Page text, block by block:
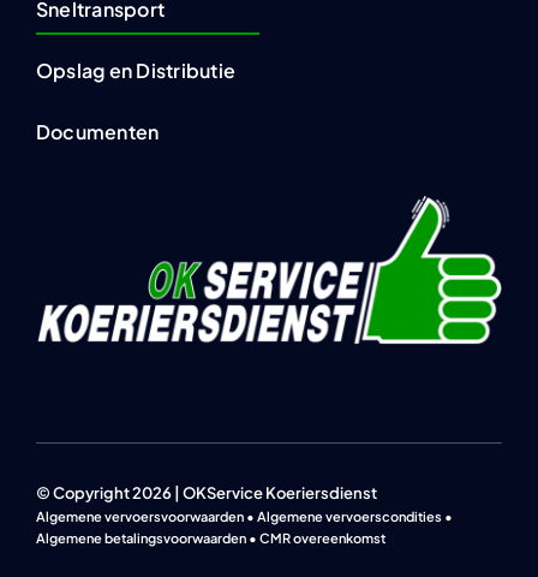
Sneltransport
Opslag en Distributie
Documenten
© Copyright 2026 | OKService Koeriersdienst
Algemene vervoersvoorwaarden • Algemene vervoerscondities •
Algemene betalingsvoorwaarden • CMR overeenkomst